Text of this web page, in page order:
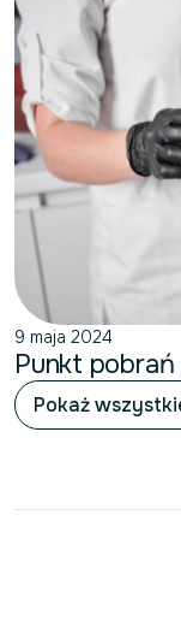
9 maja 2024
Punkt
Pokaż